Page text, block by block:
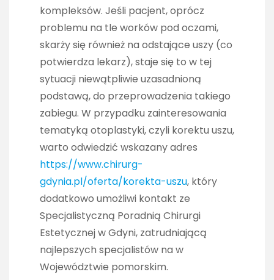
kompleksów. Jeśli pacjent, oprócz
problemu na tle worków pod oczami,
skarży się również na odstające uszy (co
potwierdza lekarz), staje się to w tej
sytuacji niewątpliwie uzasadnioną
podstawą, do przeprowadzenia takiego
zabiegu. W przypadku zainteresowania
tematyką otoplastyki, czyli korektu uszu,
warto odwiedzić wskazany adres
https://www.chirurg-
gdynia.pl/oferta/korekta-uszu, który
dodatkowo umożliwi kontakt ze
Specjalistyczną Poradnią Chirurgi
Estetycznej w Gdyni, zatrudniającą
najlepszych specjalistów na w
Województwie pomorskim.